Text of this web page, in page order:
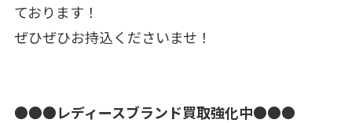
ております！
ぜひぜひお持込くださいませ！
●●●レディースブランド買取強化中●●●